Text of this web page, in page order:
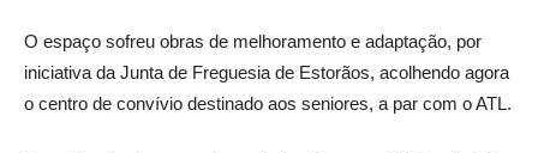
O espaço sofreu obras de melhoramento e adaptação, por
iniciativa da Junta de Freguesia de Estorãos, acolhendo agora
o centro de convívio destinado aos seniores, a par com o ATL.